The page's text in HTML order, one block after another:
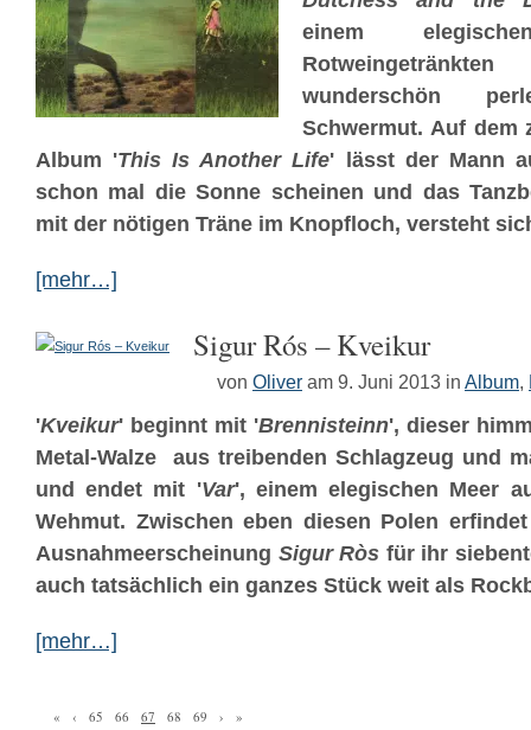
einem
wunderschön
Schwermut. Auf dem
Album 'This Is Another Life' lässt der Mann
schon mal die Sonne scheinen und das
mit der nötigen Träne im Knopfloch, versteht
[mehr…]
Sigur Rós – Kveikur
von Oliver am 9. Juni 2013 in Album,
'Kveikur' beginnt mit 'Brennisteinn', dieser
Metal-Walze aus treibenden Schlagzeug und
und endet mit 'Var', einem elegischen Meer
Wehmut. Zwischen eben diesen Polen
Ausnahmeerscheinung Sigur Ròs für ihr
auch tatsächlich ein ganzes Stück weit als
[mehr…]
« ‹ 65 66 67 68 69 › »